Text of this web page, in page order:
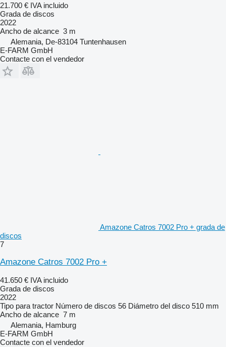
21.700 € IVA incluido
Grada de discos
2022
Ancho de alcance 3 m
Alemania, De-83104 Tuntenhausen
E-FARM GmbH
Contacte con el vendedor
Amazone Catros 7002 Pro + grada de
discos
7
Amazone Catros 7002 Pro +
41.650 € IVA incluido
Grada de discos
2022
Tipo para tractor Número de discos 56 Diámetro del disco 510 mm
Ancho de alcance 7 m
Alemania, Hamburg
E-FARM GmbH
Contacte con el vendedor